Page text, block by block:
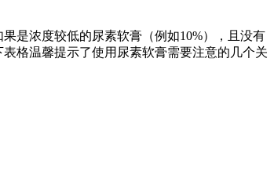
是浓度较低的尿素软膏（例如10%），且没有
格温馨提示了使用尿素软膏需要注意的几个关